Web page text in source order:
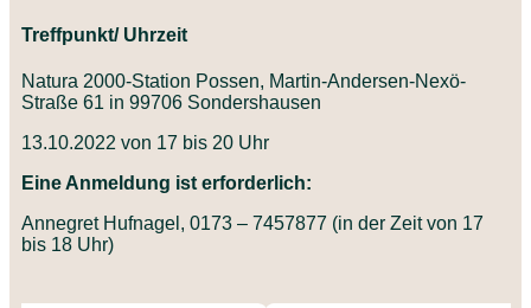
Treffpunkt/ Uhrzeit
Natura 2000-Station Possen, Martin-Andersen-Nexö-
Straße 61 in 99706 Sondershausen
13.10.2022 von 17 bis 20 Uhr
Eine Anmeldung ist erforderlich:
Annegret Hufnagel, 0173 – 7457877 (in der Zeit von 17
bis 18 Uhr)